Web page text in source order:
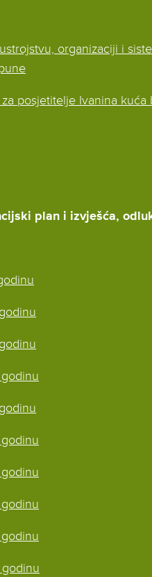
organizaciji i
posjetitelje Ivanina kuća
plan i izvješća,